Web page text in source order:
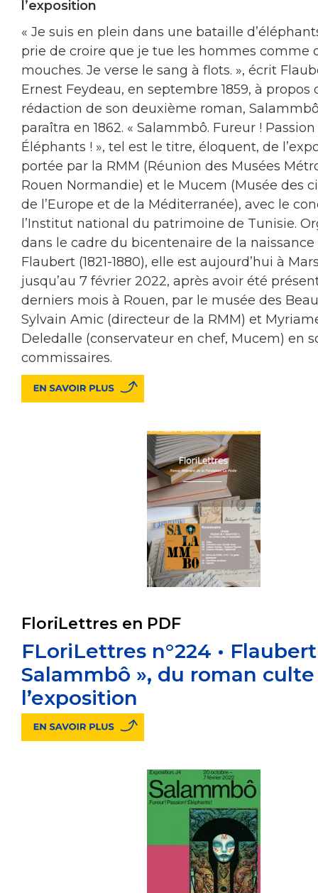
l’exposition
« Je suis en plein dans une bataille
prie de croire que je tue les hommes comme
mouches. Je verse le sang à flots. », écrit
Ernest Feydeau, en septembre 1859, à propos
rédaction de son deuxième roman,
paraîtra en 1862. « Salammbô. Fureur ! Passion
Éléphants ! », tel est le titre, éloquent, de
portée par la RMM (Réunion des Musées
Rouen Normandie) et le Mucem (Musée des
de l’Europe et de la Méditerranée), avec le
l’Institut national du patrimoine de Tunisie.
dans le cadre du bicentenaire de la naissance
Flaubert (1821-1880), elle est aujourd’hui à
jusqu’au 7 février 2022, après avoir été
derniers mois à Rouen, par le musée des
Sylvain Amic (directeur de la RMM) et
Deledalle (conservateur en chef, Mucem) en
commissaires.
FloriLettres en PDF
FLoriLettres n°224 •
Salammbô », du roman culte
l’exposition